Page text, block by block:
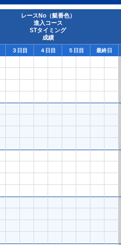
レースNo（艇番色）
進入コース
STタイミング
成績
３日目 ４日目 ５日目 最終日